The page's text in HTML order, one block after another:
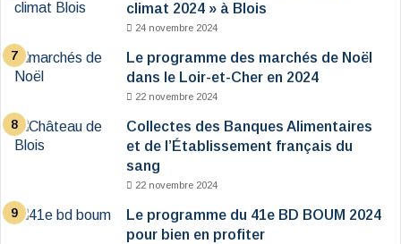
climat 2024 » à Blois
24 novembre 2024
Le programme des marchés de Noël
dans le Loir-et-Cher en 2024
22 novembre 2024
Collectes des Banques Alimentaires
et de l’Établissement français du
sang
22 novembre 2024
Le programme du 41e BD BOUM 2024
pour bien en profiter